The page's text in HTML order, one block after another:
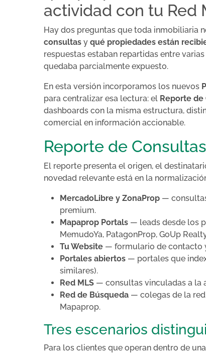
actividad con tu Red
Hay dos preguntas que toda inmobiliaria
consultas y qué propiedades están
respuestas estaban repartidas entre
quedaba parcialmente expuesto.
En esta versión incorporamos los nuevos
para centralizar esa lectura: el Reporte de
dashboards con la misma estructura,
comercial en información accionable.
Reporte de
El reporte presenta el origen, el
novedad relevante está en la
MercadoLibre y ZonaProp —
premium.
Mapaprop Portals — leads desde los
MemudoYa, PatagonProp, GoUp
Tu Website — formulario de contacto
Portales abiertos — portales que
similares).
Red MLS — consultas vinculadas a la
Red de Búsqueda — colegas de la
Mapaprop.
Tres escenarios
Para los clientes que operan dentro de